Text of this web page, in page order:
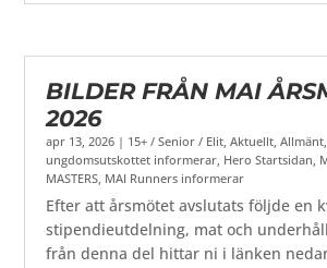
BILDER FRÅN MAI
2026
apr 13, 2026 | 15+ / Senior / Elit ,Aktuellt ,Allmänt
ungdomsutskottet informerar Hero Startsidan
MASTERS MAI Runners informerar
Efter att årsmötet avslutats följde en
stipendieutdelning, mat och
från denna del hittar ni i länken